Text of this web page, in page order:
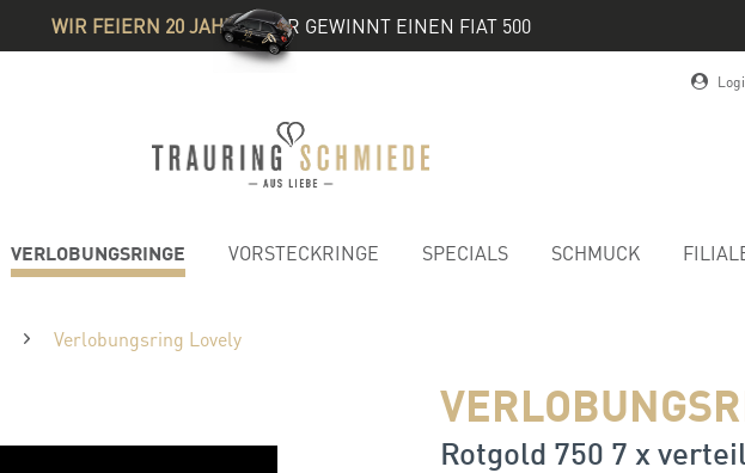
WIR FEIERN 20 JAHRE& IHR GEWINNT EINEN FIAT 500
VERLOBUNGSRINGE VORSTECKRINGE SPECIALS SCHMUCK
Verlobungsring Lovely
Rotgold 750 7 x